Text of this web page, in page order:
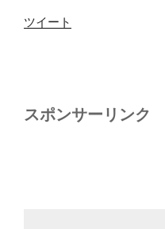
ツイート
スポンサーリンク